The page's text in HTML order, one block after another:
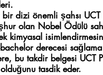
dizi önemli şahsı UCT
olan Nobel Ödülü
kimyasal
derecesi
bu takdir belgesi UCT
tasdik eder.